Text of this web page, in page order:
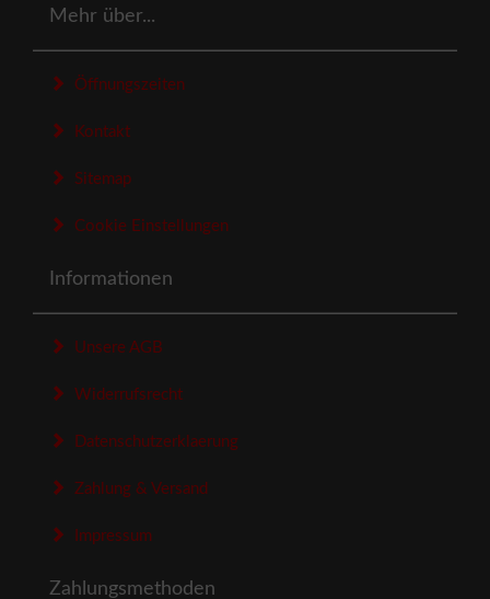
Mehr über...
Öffnungszeiten
Kontakt
Sitemap
Cookie Einstellungen
Informationen
Unsere AGB
Widerrufsrecht
Datenschutzerklaerung
Zahlung & Versand
Impressum
Zahlungsmethoden